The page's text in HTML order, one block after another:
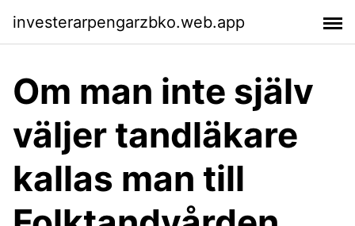
investerarpengarzbko.web.app
Om man inte själv
väljer tandläkare
kallas man till